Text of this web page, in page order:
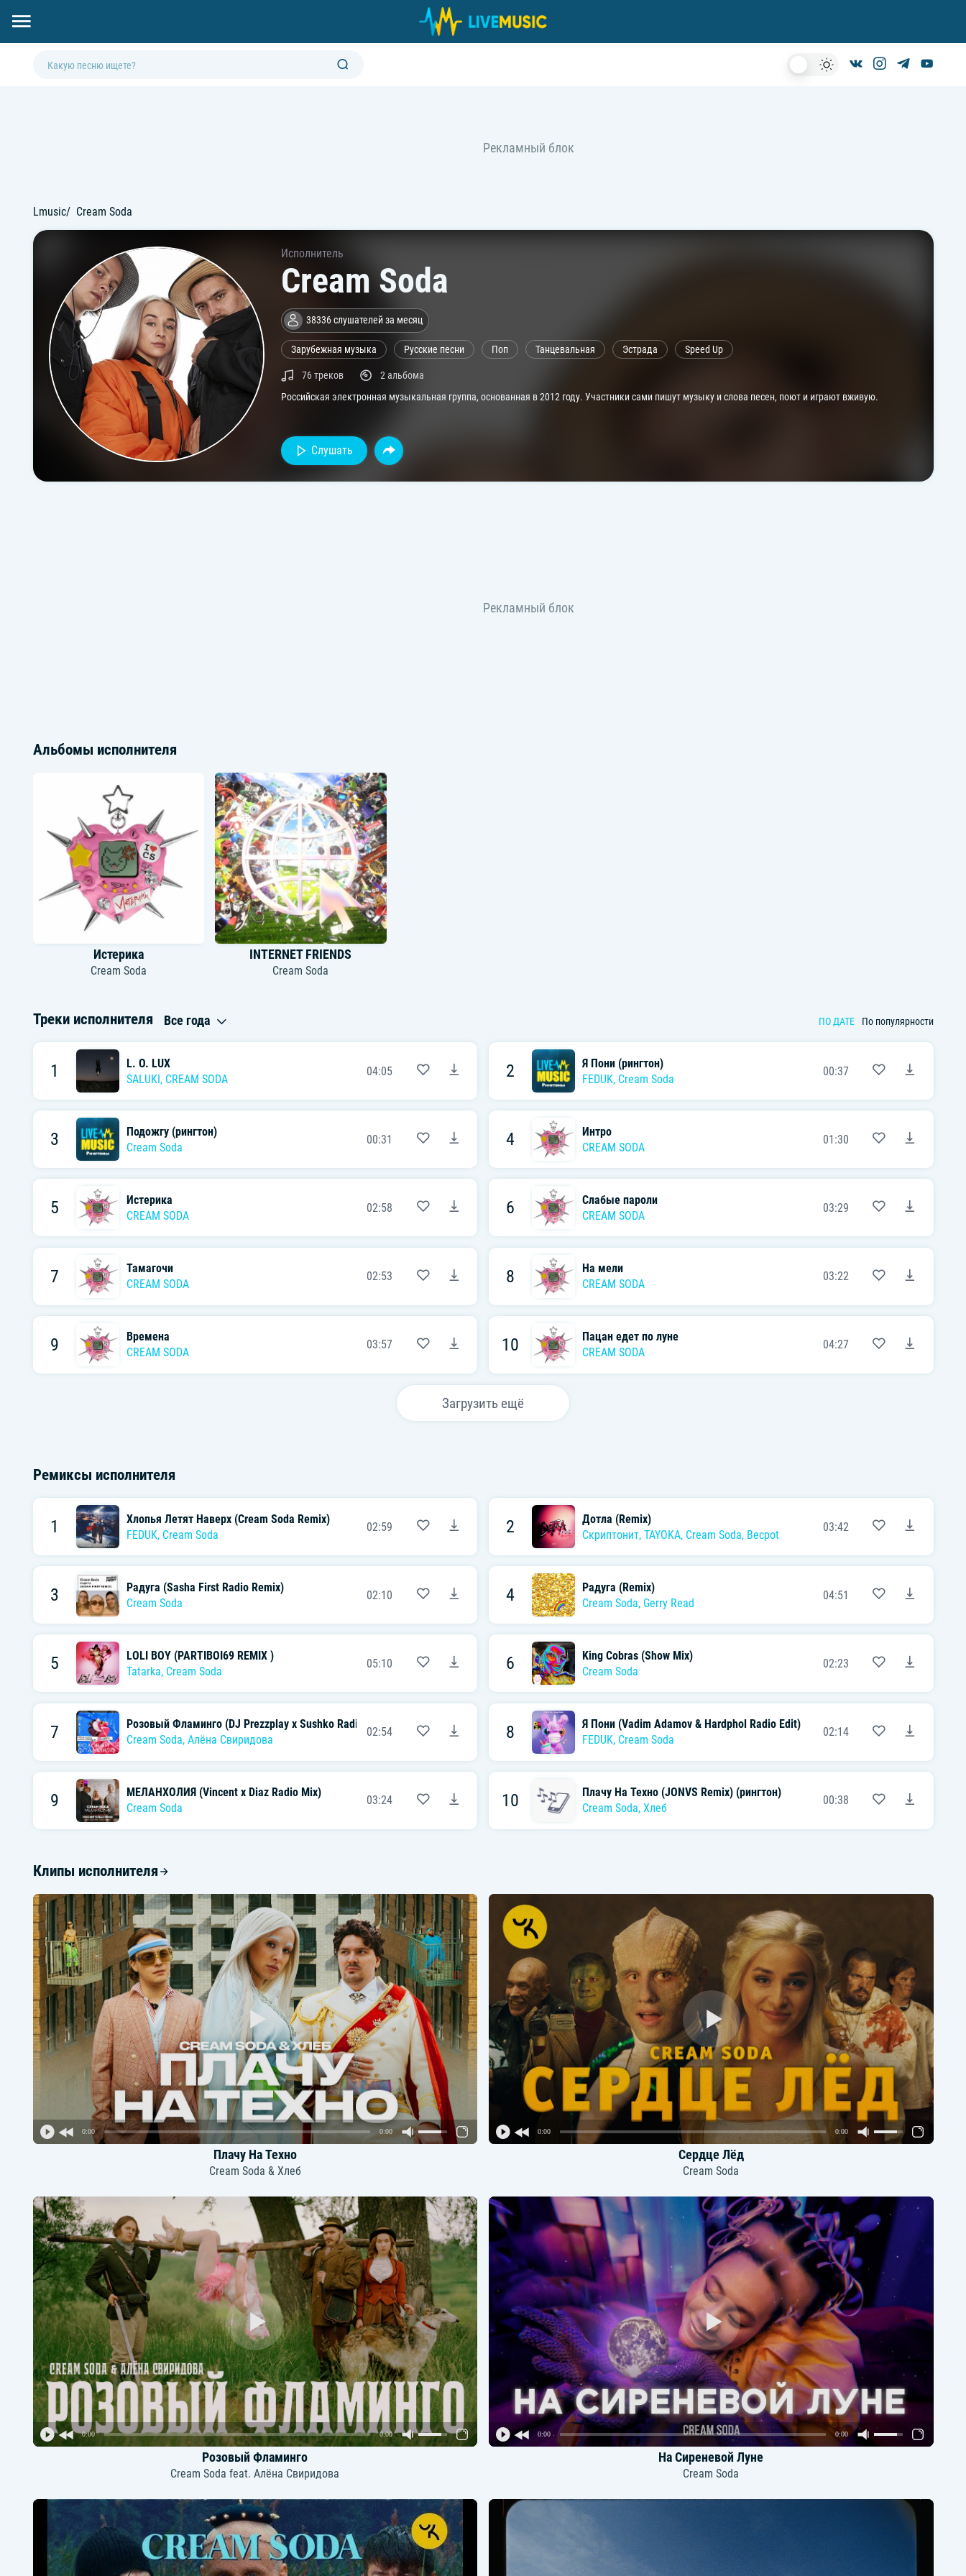
Lmusic Cream Soda
Исполнитель
Cream Soda
38336 слушателей за месяц
Зарубежная музыка Русские песни Поп Танцевальная Эстрада Speed Up
76 треков
2 альбома
Российская электронная музыкальная группа, основанная в 2012 году. Участники сами пишут музыку и слова песен, поют и играют вживую.
Слушать
Альбомы исполнителя
Истерика
Cream Soda
INTERNET FRIENDS
Cream Soda
Треки исполнителя Все года ПО ДАТЕ По популярности
1
L. O. LUX
SALUKI, CREAM SODA
04:05 2
Я Пони (рингтон)
FEDUK, Cream Soda
00:37
3
Подожгу (рингтон)
Cream Soda
00:31 4
Интро
CREAM SODA
01:30
5
Истерика
CREAM SODA
02:58 6
Слабые пароли
CREAM SODA
03:29
7
Тамагочи
CREAM SODA
02:53 8
На мели
CREAM SODA
03:22
9
Времена
CREAM SODA
03:57 10
Пацан едет по луне
CREAM SODA
04:27
Загрузить ещё
Ремиксы исполнителя
1
Хлопья Летят Наверх (Cream Soda Remix)
FEDUK, Cream Soda
02:59 2
Дотла (Remix)
Скриптонит, TAYOKA, Cream Soda, Becpot
03:42
3
Радуга (Sasha First Radio Remix)
Cream Soda
02:10 4
Радуга (Remix)
Cream Soda, Gerry Read
04:51
5
LOLI BOY (PARTIBOI69 REMIX )
Tatarka, Cream Soda
05:10 6
King Cobras (Show Mix)
Cream Soda
02:23
7
Розовый Фламинго (DJ Prezzplay x Sushko Radio Edit)
Cream Soda, Алёна Свиридова
02:54 8
Я Пони (Vadim Adamov & Hardphol Radio Edit)
FEDUK, Cream Soda
02:14
9
МЕЛАНХОЛИЯ (Vincent x Diaz Radio Mix)
Cream Soda
03:24 10
Плачу На Техно (JONVS Remix) (рингтон)
Cream Soda, Хлеб
00:38
Клипы исполнителя
0:00 0:00
Плачу На Техно
Cream Soda & Хлеб
0:00 0:00
Сердце Лёд
Cream Soda
0:00 0:00
Розовый Фламинго
Cream Soda feat. Алёна Свиридова
0:00 0:00
На Сиреневой Луне
Cream Soda